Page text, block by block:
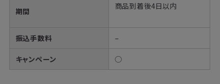
期間
商品到着後4日以内
振込手数料 –
キャンペーン ○